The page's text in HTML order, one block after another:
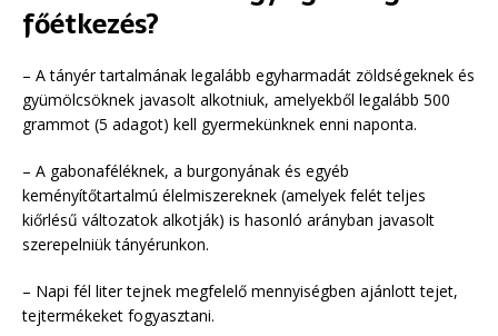
főétkezés?
– A tányér tartalmának legalább egyharmadát zöldségeknek és
gyümölcsöknek javasolt alkotniuk, amelyekből legalább 500
grammot (5 adagot) kell gyermekünknek enni naponta.
– A gabonaféléknek, a burgonyának és egyéb
keményítőtartalmú élelmiszereknek (amelyek felét teljes
kiőrlésű változatok alkotják) is hasonló arányban javasolt
szerepelniük tányérunkon.
– Napi fél liter tejnek megfelelő mennyiségben ajánlott tejet,
tejtermékeket fogyasztani.